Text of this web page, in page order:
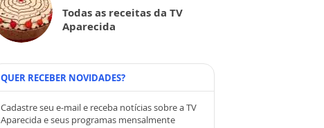
Todas as receitas da TV
Aparecida
QUER RECEBER NOVIDADES?
Cadastre seu e-mail e receba notícias sobre a TV
Aparecida e seus programas mensalmente